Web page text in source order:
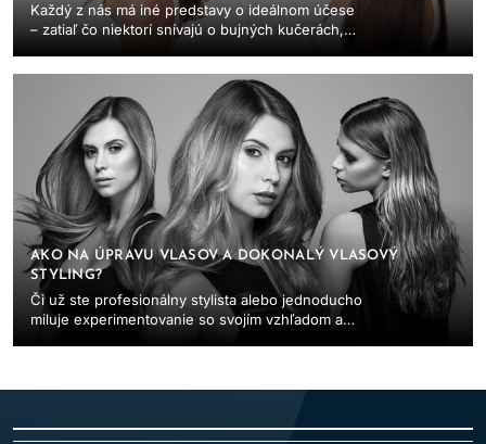
Každý z nás má iné predstavy o ideálnom účese
– zatiaľ čo niektorí snívajú o bujných kučerách,
AKO NA ÚPRAVU VLASOV A DOKONALÝ VLASOVÝ
STYLING?
Či už ste profesionálny stylista alebo jednoducho
miluje experimentovanie so svojím vzhľadom a